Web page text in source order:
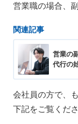
営業職の場合、
関連記事
営業の
代行の
会社員の方で、
下記をご覧くださ